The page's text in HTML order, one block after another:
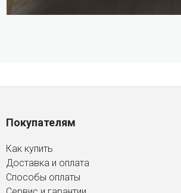
Покупателям
Как купить
Доставка и оплата
Способы оплаты